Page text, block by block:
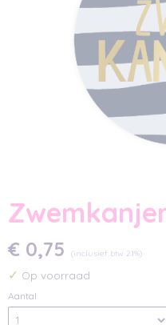
€ 0,75 (inclusief btw 21%)
✓ Op voorraad
Aantal